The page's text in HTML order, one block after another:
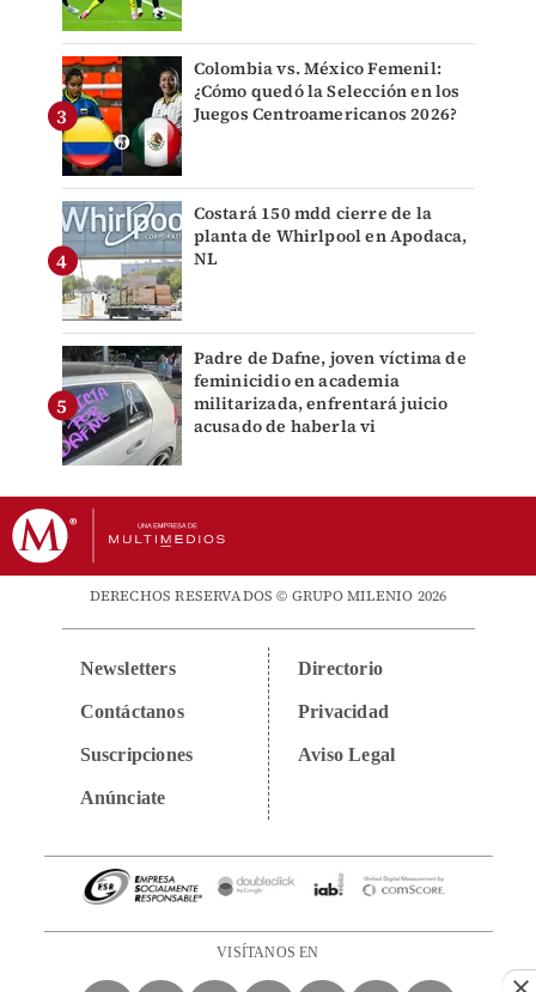
Colombia vs. México Femenil:
¿Cómo quedó la Selección en los
Juegos Centroamericanos 2026?
Costará 150 mdd cierre de la
planta de Whirlpool en Apodaca,
NL
Padre de Dafne, joven víctima de
feminicidio en academia
militarizada, enfrentará juicio
acusado de haberla vi
DERECHOS RESERVADOS © GRUPO MILENIO 2026
Newsletters
Contáctanos
Suscripciones
Anúnciate
Directorio
Privacidad
Aviso Legal
VISÍTANOS EN